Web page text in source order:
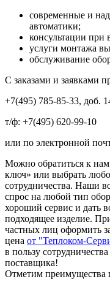
современные и
автоматики;
консультации при
услуги монтажа
обслуживание
С заказами и заявками
+7(495) 785-85-33, доб.
т/ф: +7(495) 620-99-10
или по электронной
Можно обратиться к нам
ключ» или выбрать
сотрудничества. Наши
спрос на любой тип
хороший сервис и дать
подходящее изделие.
частных лиц оформить
цена от "Теплоком-
в пользу
поставщика!
Отметим преимущества